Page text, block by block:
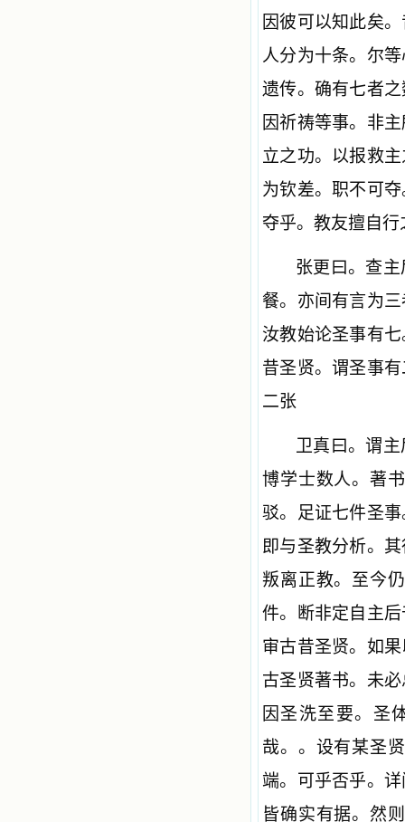
因彼可以知此矣
人分为十条。尔
遗传。确有七者
因祈祷等事。非
立之功。以报救
为钦差。职不可
夺乎。教友擅自
张更曰。查
餐。亦间有言为
汝教始论圣事有
昔圣贤。谓圣事
二张
卫真曰。谓
博学士数人。著
驳。足证七件圣
即与圣教分析。
叛离正教。至今
件。断非定自主
审古昔圣贤。如
古圣贤著书。未
因圣洗至要。圣
哉。。设有某圣
端。可乎否乎。
皆确实有据。然